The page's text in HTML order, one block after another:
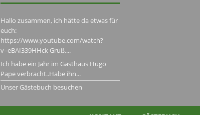
Hallo zusammen, ich hätte da etwas für
euch:
https://www.youtube.com/watch?
v=eBAI339HHck Gruß,...
Ich habe ein Jahr im Gasthaus Hugo
Pape verbracht..Habe ihn...
Unser Gästebuch besuchen